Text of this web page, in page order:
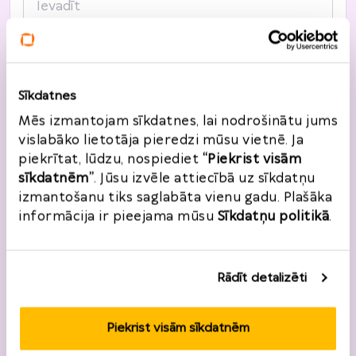
Sīkdatnes
Mēs izmantojam sīkdatnes, lai nodrošinātu jums
vislabāko lietotāja pieredzi mūsu vietnē. Ja
piekrītat, lūdzu, nospiediet “Piekrist visām
sīkdatnēm”. Jūsu izvēle attiecībā uz sīkdatņu
izmantošanu tiks saglabāta vienu gadu. Plašāka
informācija ir pieejama mūsu Sīkdatņu politikā.
Rādīt detalizēti
Piekrist visām sīkdatnēm
Pasta indekss *